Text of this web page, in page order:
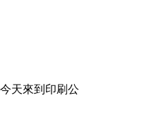
天來到印刷公